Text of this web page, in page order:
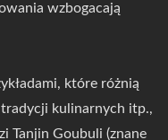
wzbogacają
które różnią
kulinarnych itp.,
Tanjin Goubuli (znane